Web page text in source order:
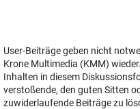
User-Beiträge geben nicht
Krone Multimedia (KMM)
Inhalten in diesem
verstoßende, den guten Sitten
zuwiderlaufende Beiträge zu